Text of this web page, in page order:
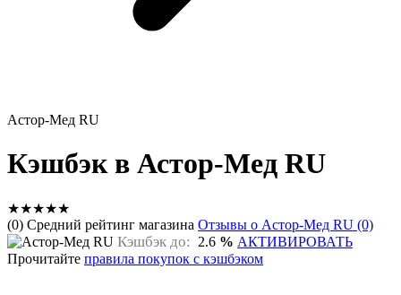
Астор-Мед RU
Кэшбэк в Астор-Мед RU
★★★★★
(0) Средний рейтинг магазина Отзывы о Астор-Мед RU (0)
Кэшбэк до: 2.6 % АКТИВИРОВАТЬ
Прочитайте правила покупок с кэшбэком